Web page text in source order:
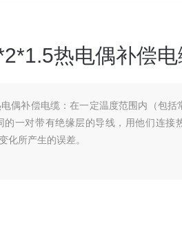
热电偶补偿
偶补偿电缆：在一定温度范围内（包括
一对带有绝缘层的导线，用他们连接
化所产生的误差。